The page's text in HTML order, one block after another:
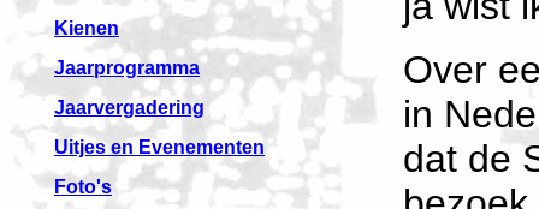
Kienen
Jaarprogramma
Jaarvergadering
Uitjes en Evenementen
Foto's
Over
in
dat de